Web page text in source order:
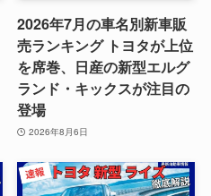
2026年7月の車名別新車販
売ランキング トヨタが上位
を席巻、日産の新型エルグ
ランド・キックスが注目の
登場
2026年8月6日